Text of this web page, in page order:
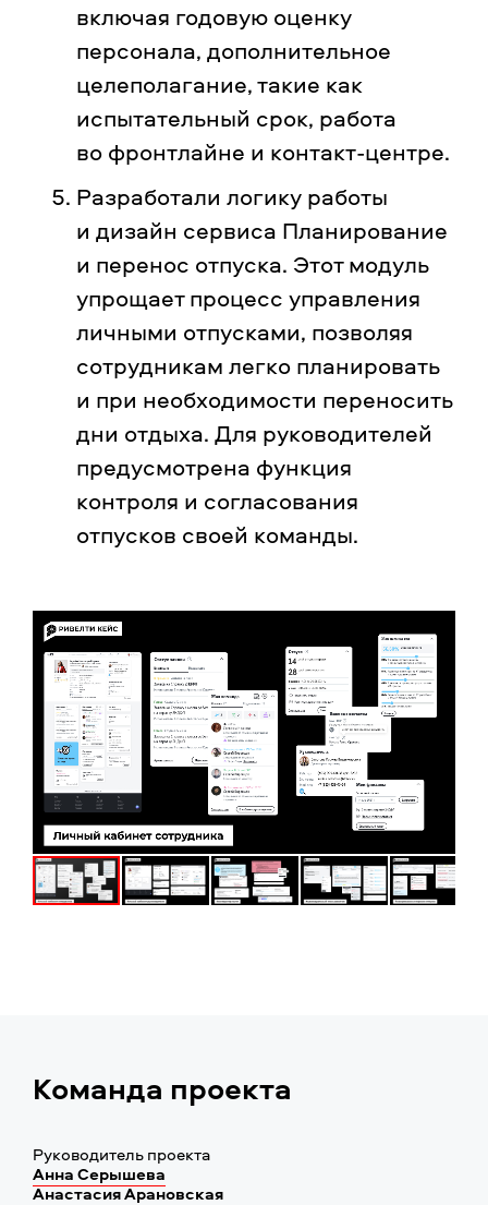
включая годовую оценку
персонала, дополнительное
целеполагание, такие как
испытательный срок, работа
во фронтлайне и контакт-центре.
Разработали логику работы
и дизайн сервиса Планирование
и перенос отпуска. Этот модуль
упрощает процесс управления
личными отпусками, позволяя
сотрудникам легко планировать
и при необходимости переносить
дни отдыха. Для руководителей
предусмотрена функция
контроля и согласования
отпусков своей команды.
Команда проекта
Руководитель проекта
Анна Серышева
Анастасия Арановская